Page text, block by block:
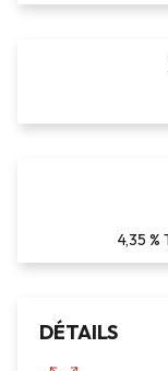
4,35
DÉTAILS